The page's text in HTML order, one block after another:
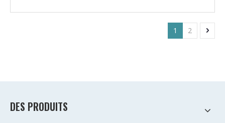
1 2
DES PRODUITS